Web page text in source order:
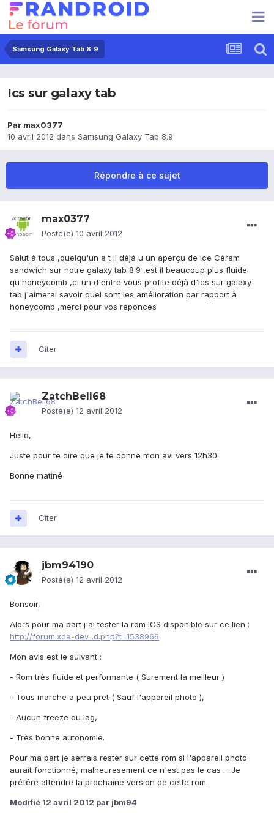
Samsung Galaxy Tab 8.9
Ics sur galaxy tab
Par max0377
10 avril 2012 dans Samsung Galaxy Tab 8.9
Répondre à ce sujet
max0377
Posté(e) 10 avril 2012
Salut à tous ,quelqu'un a t il déjà u un aperçu de ice Céram
sandwich sur notre galaxy tab 8.9 ,est il beaucoup plus fluide
qu'honeycomb ,ci un d'entre vous profite déjà d'ics sur galaxy
tab j'aimerai savoir quel sont les amélioration par rapport à
honeycomb ,merci pour vos reponces
Citer
ZatchBell68
Posté(e) 12 avril 2012
Hello,
Juste pour te dire que je te donne mon avi vers 12h30.
Bonne matiné
Citer
jbm94190
Posté(e) 12 avril 2012
Bonsoir,
Alors pour ma part j'ai tester la rom ICS disponible sur ce lien :
http://forum.xda-dev...d.php?t=1538966
Mon avis est le suivant :
- Rom très fluide et performante ( Surement la meilleur )
- Tous marche a peu pret ( Sauf l'appareil photo ),
- Aucun freeze ou lag,
- Très bonne autonomie.
Pour ma part je serrais rester sur cette rom si l'appareil photo
aurait fonctionné, malheuresement ce n'est pas le cas ... Je
préfére attendre la prochaine version de cette rom.
Modifié 12 avril 2012 par jbm94